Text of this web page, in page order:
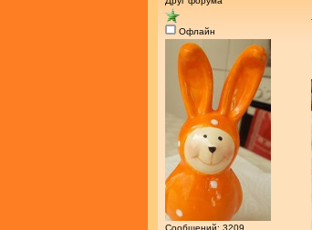
Офлайн
Сообщений: 3209